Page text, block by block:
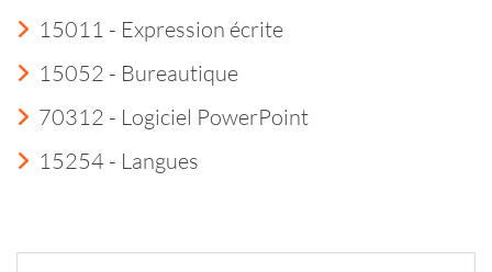
15011 - Expression écrite
15052 - Bureautique
70312 - Logiciel PowerPoint
15254 - Langues